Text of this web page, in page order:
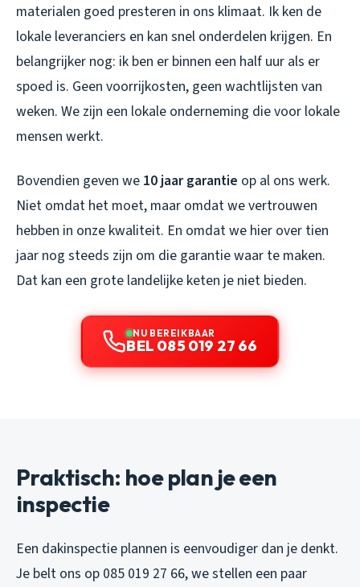
materialen goed presteren in ons klimaat. Ik ken de
lokale leveranciers en kan snel onderdelen krijgen. En
belangrijker nog: ik ben er binnen een half uur als er
spoed is. Geen voorrijkosten, geen wachtlijsten van
weken. We zijn een lokale onderneming die voor lokale
mensen werkt.
Bovendien geven we 10 jaar garantie op al ons werk.
Niet omdat het moet, maar omdat we vertrouwen
hebben in onze kwaliteit. En omdat we hier over tien
jaar nog steeds zijn om die garantie waar te maken.
Dat kan een grote landelijke keten je niet bieden.
NU BEREIKBAAR
BEL 085 019 27 66
Praktisch: hoe plan je een
inspectie
Een dakinspectie plannen is eenvoudiger dan je denkt.
Je belt ons op 085 019 27 66, we stellen een paar